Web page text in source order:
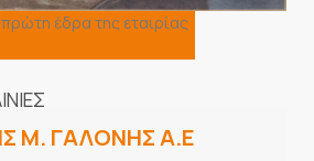
πρώτη έδρα της εταιρίας
Μ. ΓΑΛΟΝΗΣΑ.Ε